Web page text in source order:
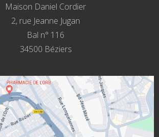
Maison Daniel Cordier
2, rue Jeanne Jugan
Bal n° 116
34500 Béziers